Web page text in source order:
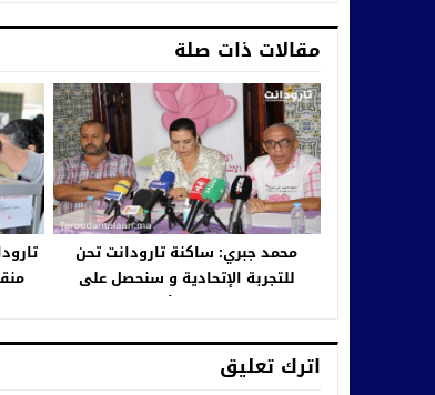
مقالات ذات صلة
محمد جبري: ساكنة تارودانت تحن
للتجربة الإتحادية و سنحصل على
المرتبة الأولى
اترك تعليق